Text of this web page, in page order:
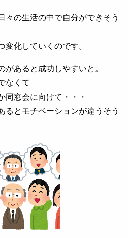
々の生活の中で自分ができそう
変化していくのです。
があると成功しやすいと。
なくて
同窓会に向けて・・・
るとモチベーションが違うそう